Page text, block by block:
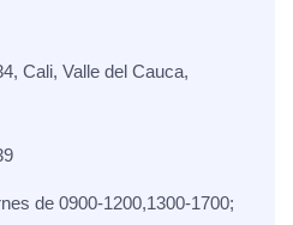
Cali, Valle del Cauca,
de 0900-1200,1300-1700;